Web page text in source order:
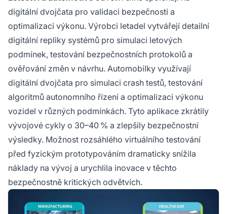
digitální dvojčata pro validaci bezpečnosti a
optimalizaci výkonu. Výrobci letadel vytvářejí detailní
digitální repliky systémů pro simulaci letových
podmínek, testování bezpečnostních protokolů a
ověřování změn v návrhu. Automobilky využívají
digitální dvojčata pro simulaci crash testů, testování
algoritmů autonomního řízení a optimalizaci výkonu
vozidel v různých podmínkách. Tyto aplikace zkrátily
vývojové cykly o 30–40 % a zlepšily bezpečnostní
výsledky. Možnost rozsáhlého virtuálního testování
před fyzickým prototypováním dramaticky snížila
náklady na vývoj a urychlila inovace v těchto
bezpečnostně kritických odvětvích.